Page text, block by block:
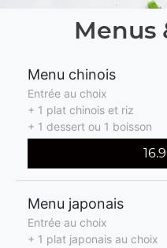
Menus
Menu chinois
Entrée au choix
+ 1 plat chinois et riz
+ 1 dessert ou 1 boisson
Menu japonais
Entrée au choix
+ 1 plat japonais au choix